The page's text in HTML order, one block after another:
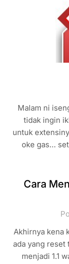
Malam ni
tidak ingin
untuk
oke gas…
Cara
Akhirnya kena
ada yang reset
menjadi 1.1